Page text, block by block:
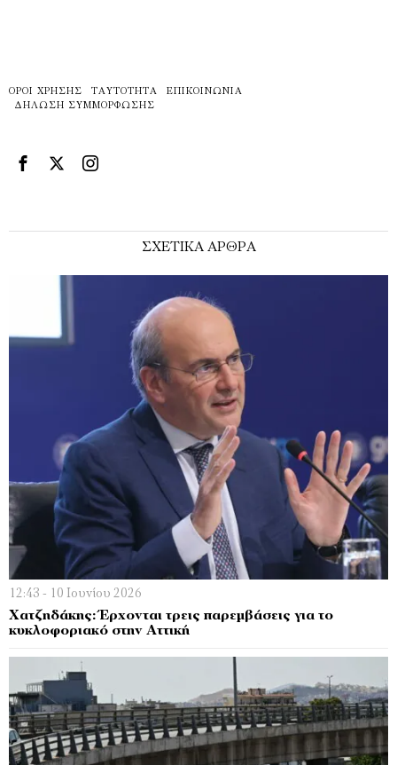
ΌΡΟΙ ΧΡΉΣΗΣ ΤΑΥΤΌΤΗΤΑ
ΕΠΙΚΟΙΝΩΝΊΑ
ΔΉΛΩΣΗ ΣΥΜΜΌΡΦΩΣΗΣ
ΣΧΕΤΙΚΑ ΑΡΘΡΑ
12:43 - 10 Ιουνίου 2026
Χατζηδάκης: Έρχονται τρεις παρεμβάσεις για το
κυκλοφοριακό στην Αττική